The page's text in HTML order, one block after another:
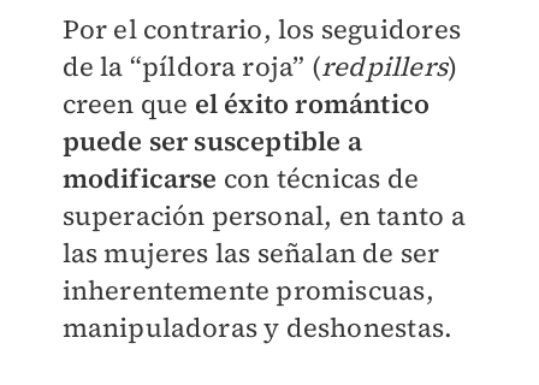
Por el contrario, los seguidores
de la “píldora roja” (redpillers)
creen que el éxito romántico
puede ser susceptible a
modificarse con técnicas de
superación personal, en tanto a
las mujeres las señalan de ser
inherentemente promiscuas,
manipuladoras y deshonestas.